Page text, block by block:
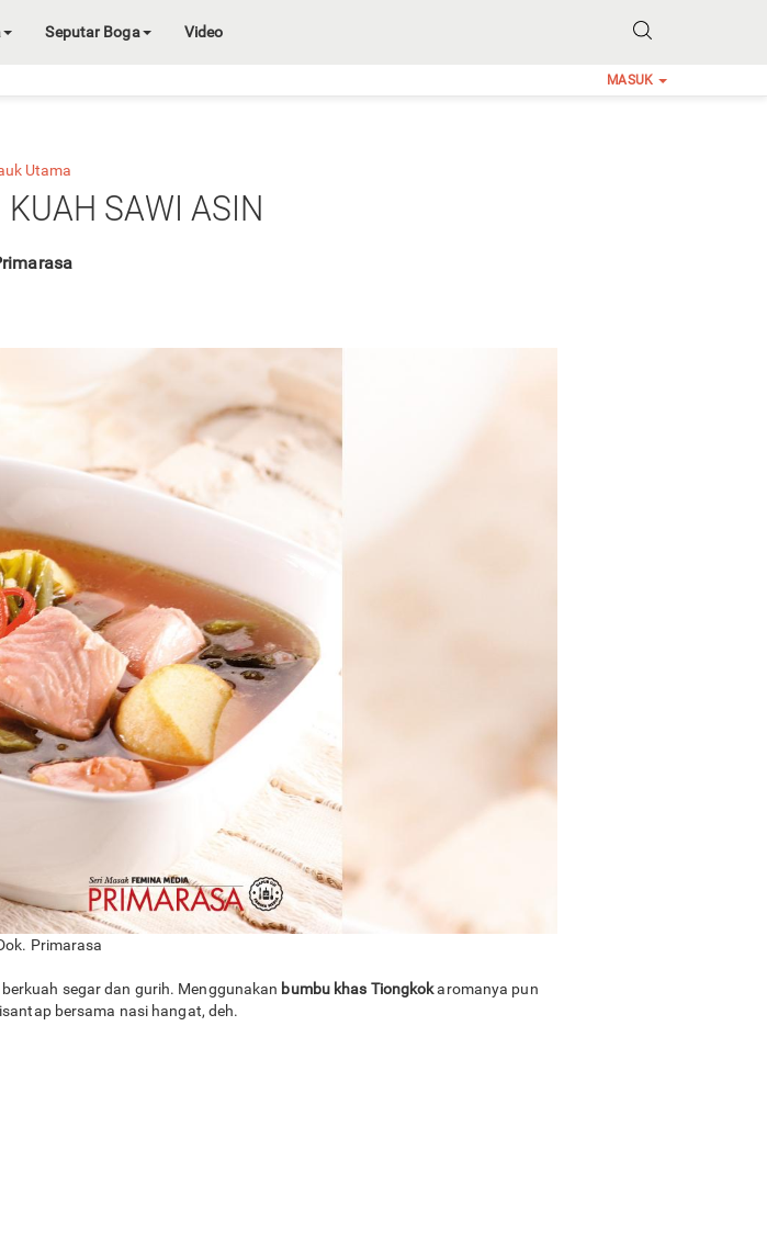
Seputar Boga Video
MASUK
Utama
SAWI ASIN
Primarasa
segar dan gurih. Menggunakan bumbu khas Tiongkokaromanya pun
bersama nasi hangat, deh.